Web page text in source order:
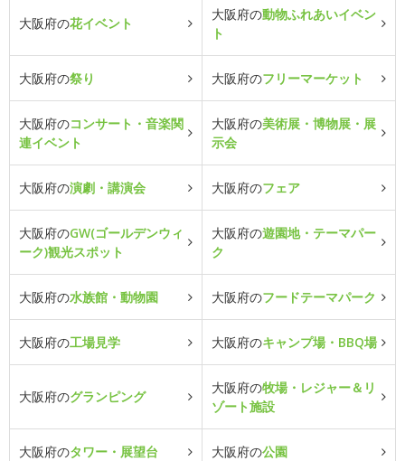
大阪府の花イベント
大阪府の動物ふれあいイベン
ト
大阪府の祭り 大阪府のフリーマーケット
大阪府のコンサート・音楽関
連イベント
大阪府の美術展・博物展・展
示会
大阪府の演劇・講演会 大阪府のフェア
大阪府のGW(ゴールデンウィ
ーク)観光スポット
大阪府の遊園地・テーマパー
ク
大阪府の水族館・動物園 大阪府のフードテーマパーク
大阪府の工場見学 大阪府のキャンプ場・BBQ場
大阪府のグランピング
大阪府の牧場・レジャー＆リ
ゾート施設
大阪府のタワー・展望台 大阪府の公園